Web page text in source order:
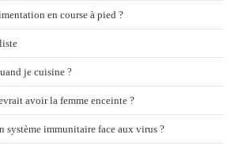
en course à pied ?
je cuisine ?
avoir la femme enceinte ?
système immunitaire face aux virus ?